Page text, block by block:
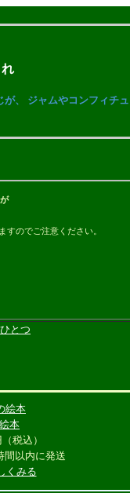
、 ジャムやコンフィチ
すのでご注意ください。
とつ
本
（税込）
間以内に発送
くみる